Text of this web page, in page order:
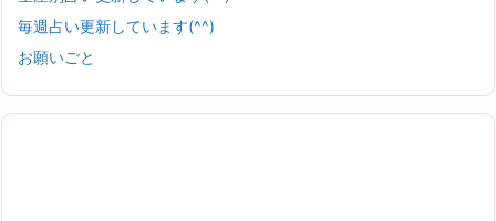
毎週占い更新しています(^^)
お願いごと